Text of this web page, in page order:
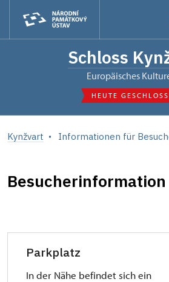
Schloss
Europäisches
HEUTE
Kynžvart Informationen für
Besucherinformation
Parkplatz
In der Nähe befindet sich ein